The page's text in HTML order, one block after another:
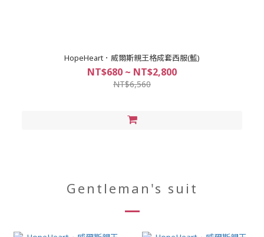
HopeHeart．威爾斯親王格成套西服(藍)
NT$680 ~ NT$2,800
NT$6,560
Gentleman's suit